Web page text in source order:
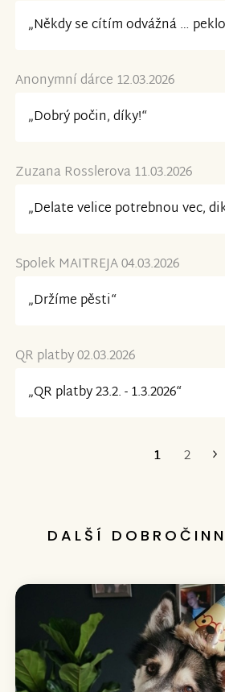
„Někdy se cítím odvážná …
Anonymní dárce 12.03.2026
„Dobrý počin, díky!“
Zuzana Rosslerova 11.03.2026
„Delate velice potrebnou vec,
Spolek MAITREJA 04.03.2026
„Držíme pěsti“
QR platby 02.03.2026
„QR platby 23.2. - 1.3.2026“
1 2
DALŠÍ